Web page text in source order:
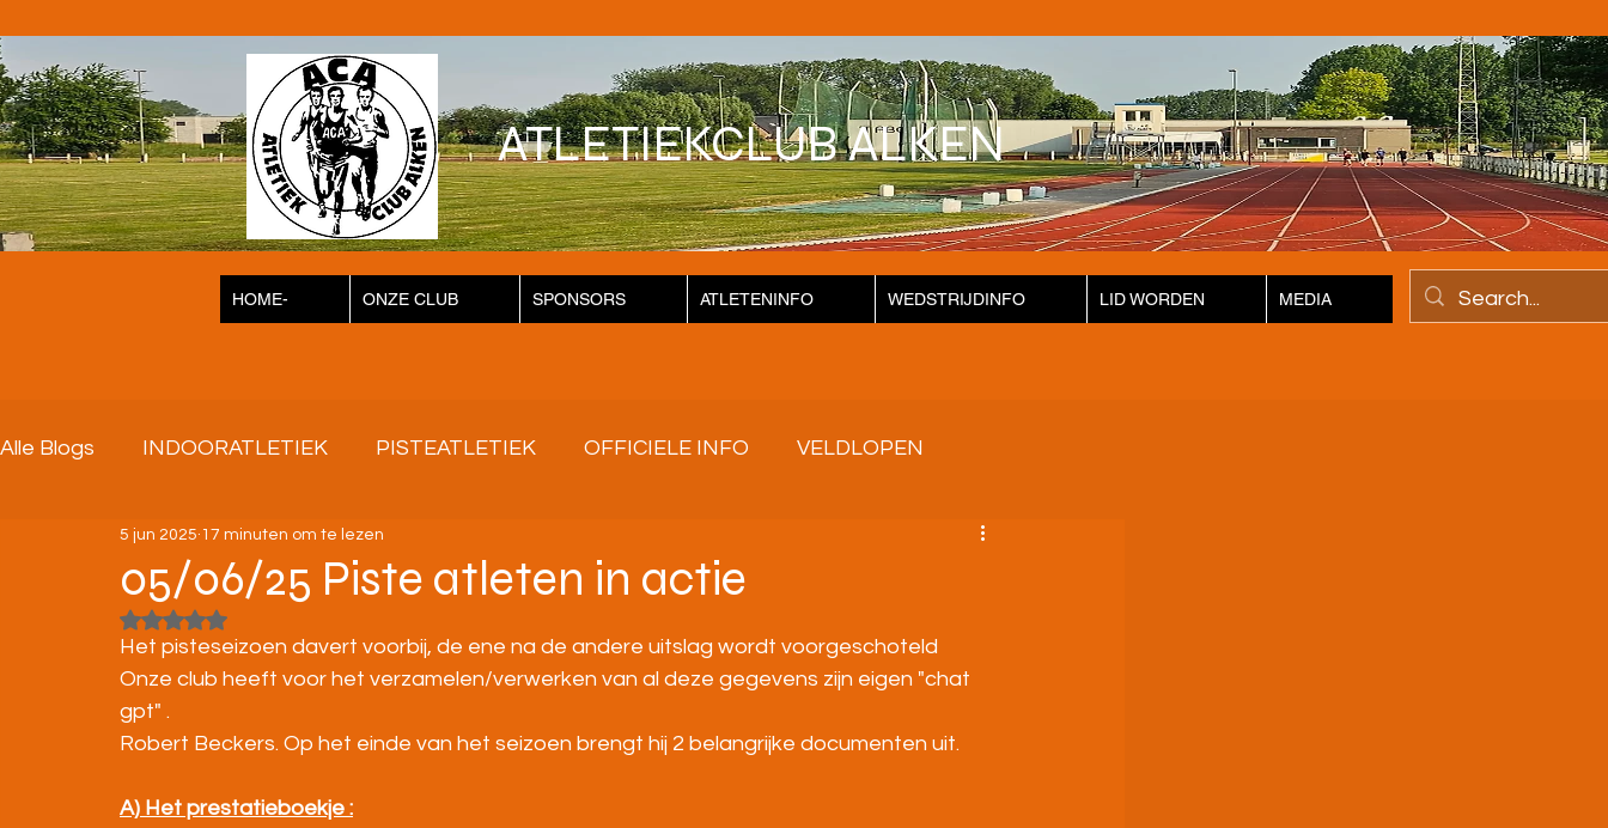
ATLETIEKCLUB ALKEN
HOME- ONZE CLUB SPONSORS ATLETENINFO WEDSTRIJDINFO LID WORDEN MEDIA
Alle Blogs INDOORATLETIEK PISTEATLETIEK OFFICIELE INFO VELDLOPEN
STRATENLOPEN JEUGD/ONDERBOUW
KAMPIOENSCHAPPEN
05/06/25 Piste atleten in actie
5 jun 2025 17 minuten om te lezen
Beoordeeld met NaN uit 5 sterren.
Het pisteseizoen davert voorbij, de ene na de andere uitslag wordt voorgeschoteld
Onze club heeft voor het verzamelen/verwerken van al deze gegevens zijn eigen "chat
gpt" .
Robert Beckers. Op het einde van het seizoen brengt hij 2 belangrijke documenten uit.
A) Het prestatieboekje :